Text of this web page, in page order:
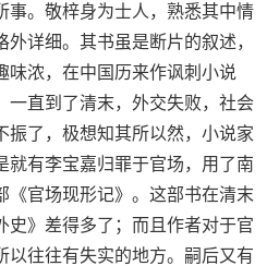
事。敬梓身为士人，熟悉其中情
详细。其书虽是断片的叙述，
味浓，在中国历来作讽刺小说
一直到了清末，外交失败，社会
振了，极想知其所以然，小说家
就有李宝嘉归罪于官场，用了南
《官场现形记》。这部书在清末
史》差得多了；而且作者对于官
以往往有失实的地方。嗣后又有